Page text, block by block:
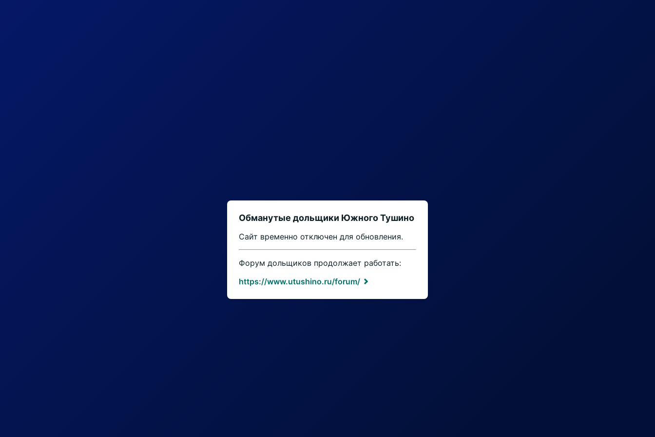
Обманутые дольщики Южного Тушино
Сайт временно отключен для обновления.
Форум дольщиков продолжает работать:
https://www.utushino.ru/forum/